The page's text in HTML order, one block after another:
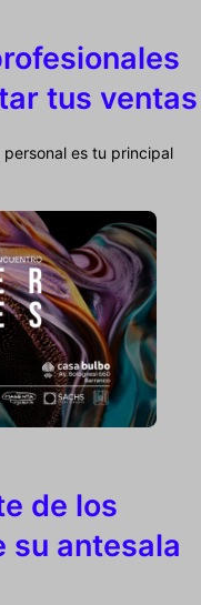
tus ventas
es tu principal
de los
su antesala